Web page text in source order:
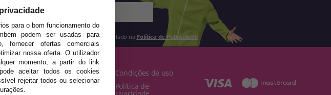
a qualquer momento, conforme estipulado na Política de Publicidade
· Quem somos
· Como comprar
· Condições de uso
· Política de
Privacidade
para o bom funcionamento do
podem ser usadas para
fornecer ofertas comerciais
nossa oferta. O utilizador
momento, a partir do link
aceitar todos os cookies
rejeitar todos ou selecionar